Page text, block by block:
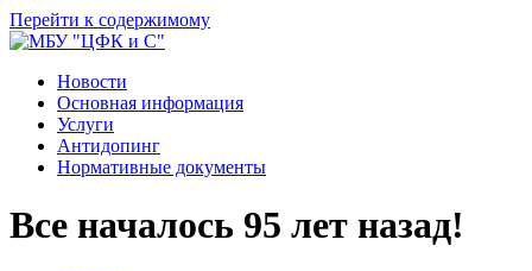
Перейти к содержимому
Новости
Основная информация
Услуги
Антидопинг
Нормативные документы
Все началось 95 лет назад!